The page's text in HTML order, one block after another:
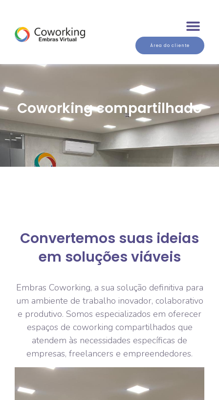
Área do cliente
Coworking compartilhado
Convertemos suas ideias
em soluções viáveis
Embras Coworking, a sua solução definitiva para
um ambiente de trabalho inovador, colaborativo
e produtivo. Somos especializados em oferecer
espaços de coworking compartilhados que
atendem às necessidades específicas de
empresas, freelancers e empreendedores.